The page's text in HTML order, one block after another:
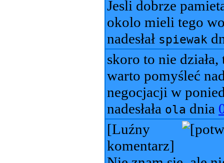
Jesli dobrze
okolo mieli tego
nadesłał spiewak
skoro to nie działa,
warto pomyśleć
negocjacji w
nadesłała ola dnia
[Luźny
komentarz]